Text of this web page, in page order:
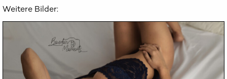
Weitere Bilder: